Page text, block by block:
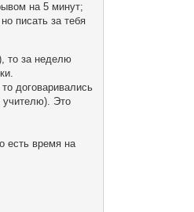
на 5 минут;
писать за тебя
то за неделю
договаривались
учителю). Это
есть время на